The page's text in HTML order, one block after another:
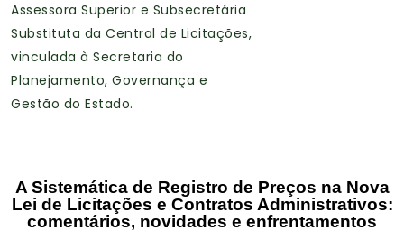
Assessora Superior e Subsecretária
Substituta da Central de Licitações,
vinculada à Secretaria do
Planejamento, Governança e
Gestão do Estado.